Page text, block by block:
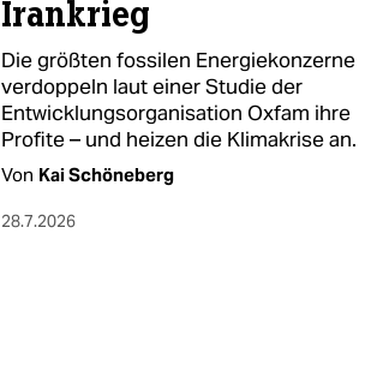
Irankrieg
Die größten fossilen Energiekonzerne
verdoppeln laut einer Studie der
Entwicklungsorganisation Oxfam ihre
Profite – und heizen die Klimakrise an.
Von Kai Schöneberg
28.7.2026